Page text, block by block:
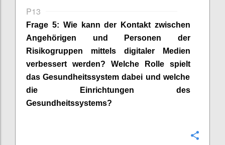
P13
Frage 5: Wie kann der Kontakt zwischen
Angehörigen und Personen der
Risikogruppen mittels digitaler Medien
verbessert werden? Welche Rolle spiel t
das Gesundheitssystem dabei und welche
die Einrichtungen des
Gesundheitssystems?